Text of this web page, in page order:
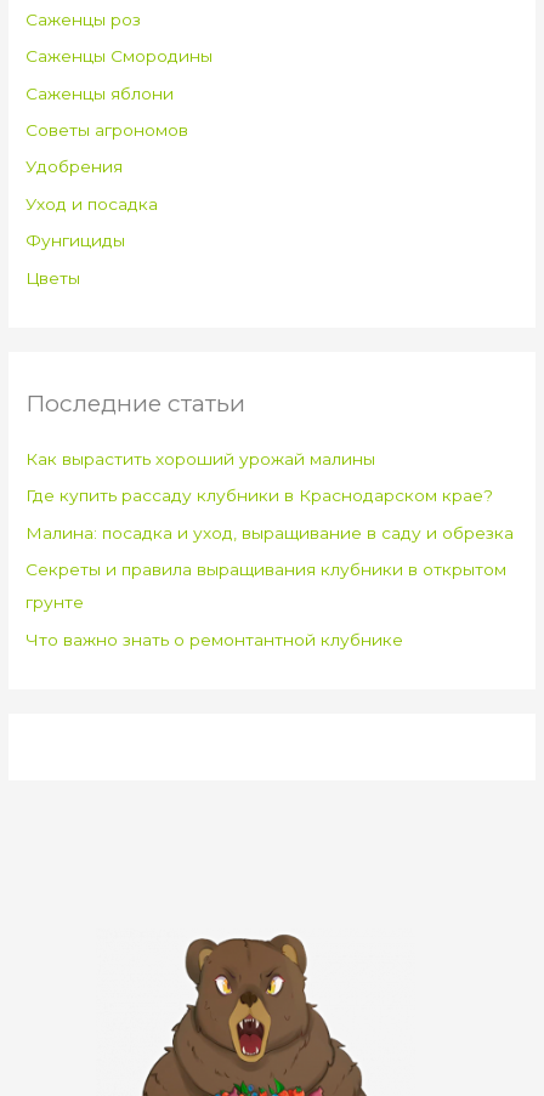
Саженцы роз
Саженцы Смородины
Саженцы яблони
Советы агрономов
Удобрения
Уход и посадка
Фунгициды
Цветы
Последние статьи
Как вырастить хороший урожай малины
Где купить рассаду клубники в Краснодарском крае?
Малина: посадка и уход, выращивание в саду и обрезка
Секреты и правила выращивания клубники в открытом
грунте
Что важно знать о ремонтантной клубнике